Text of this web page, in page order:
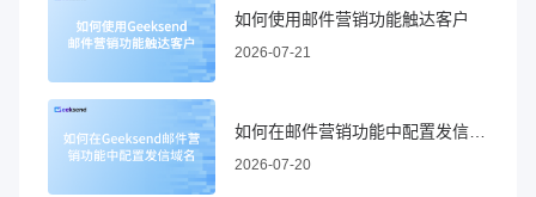
如何使用邮件营销功能触达客户
2026-07-21
2026-07-20